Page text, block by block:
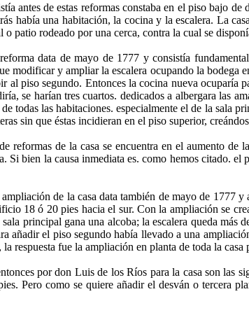
antes de estas reformas constaba en el piso bajo
había una habitación, la cocina y la escalera. La
o patio rodeado por una cerca, contra la cual se
data de mayo de 1777 y consistía
modificar y ampliar la escalera ocupando la
al piso segundo. Entonces la cocina nueva
se harían tres cuartos. dedicados a albergara las
todas las habitaciones. especialmente el de la sala
sin que éstas incidieran en el piso superior,
reformas de la casa se encuentra en el aumento
Si bien la causa inmediata es. como hemos citado.
de la casa data también de mayo de 1777
18 ó 20 pies hacia el sur. Con la ampliación se
sala principal gana una alcoba; la escalera queda
añadir el piso segundo había llevado a una
la respuesta fue la ampliación en planta de toda la
por don Luis de los Ríos para la casa son las
Pero como se quiere añadir el desván o tercera